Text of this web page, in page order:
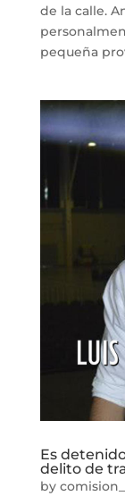
de la calle.
pequeña
Es
delito de
by